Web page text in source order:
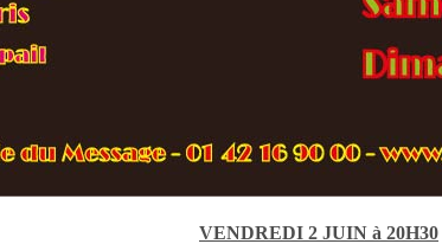
VENDREDI 2 JUIN à 20H30